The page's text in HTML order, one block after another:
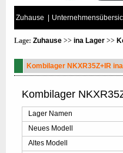
Zuhause
Lage: Zuhause >> ina Lager >>
Kombilager NKXR35Z+IR ina
Kombilager
Lager Namen
Neues Modell
Altes Modell